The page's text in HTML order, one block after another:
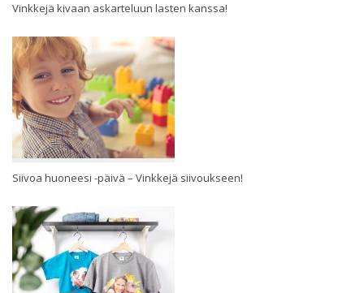
Vinkkejä kivaan askarteluun lasten kanssa!
Siivoa huoneesi -päivä – Vinkkejä siivoukseen!